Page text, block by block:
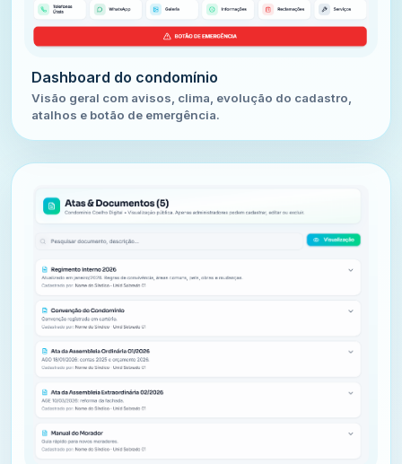
Dashboard do condomínio
Visão geral com avisos, clima, evolução do cadastro,
atalhos e botão de emergência.